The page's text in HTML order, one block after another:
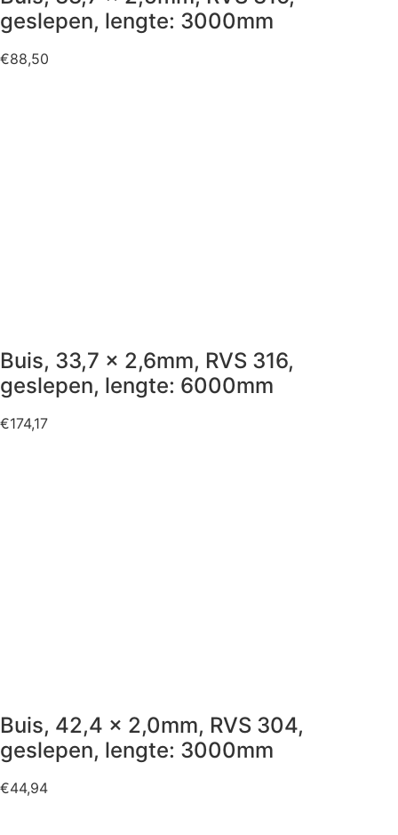
geslepen, lengte: 3000mm
€88,50
Buis, 33,7 x 2,6mm, RVS 316,
geslepen, lengte: 6000mm
€174,17
Buis, 42,4 x 2,0mm, RVS 304,
geslepen, lengte: 3000mm
€44,94